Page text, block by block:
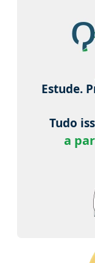
Estude.
Tudo
a